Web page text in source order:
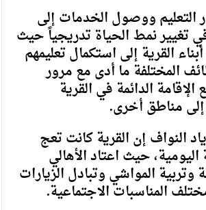
ووصول الخدمات إلى
تغيير نمط الحياة تدريجياً حيث
القرية إلى استكمال تعليمهم
المختلفة ما أدى مع مرور
الدائمة في القرية
إلى مناطق أخرى.
النواف إن القرية كانت تعج
اليومية، حيث اعتاد الأهالي
وتربية المواشي وتبادل الزيارات
المناسبات الاجتماعية.